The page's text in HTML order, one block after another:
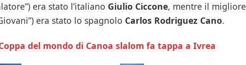
era stato l’italiano Giulio Ciccone, mentre il migliore
era stato lo spagnolo Carlos Rodriguez Cano.
del mondo di Canoa slalom fa tappa a Ivrea